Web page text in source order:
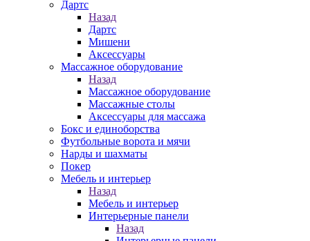
Дартс
Назад
Дартс
Мишени
Аксессуары
Массажное оборудование
Назад
Массажное оборудование
Массажные столы
Аксессуары для массажа
Бокс и единоборства
Футбольные ворота и мячи
Нарды и шахматы
Покер
Мебель и интерьер
Назад
Мебель и интерьер
Интерьерные панели
Назад